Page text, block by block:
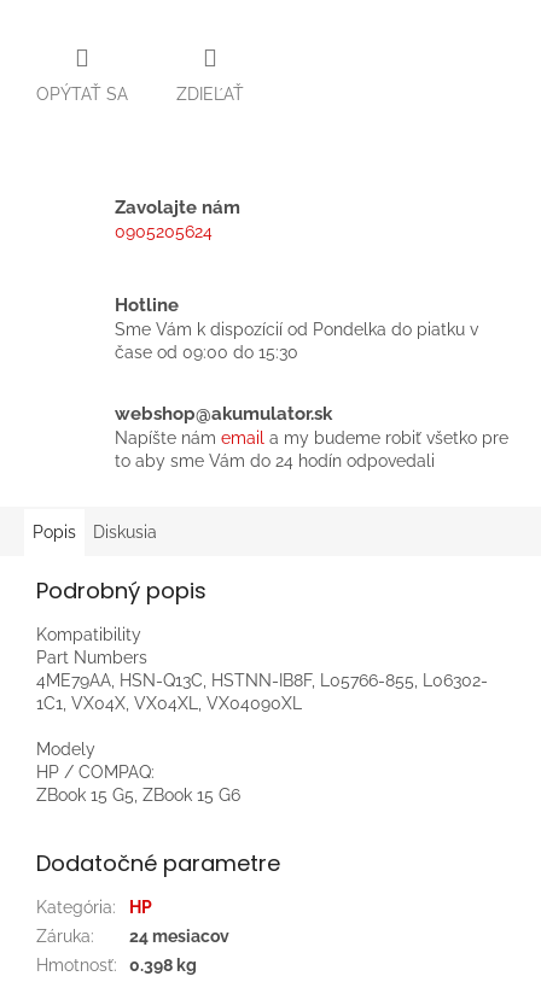
OPÝTAŤ SA ZDIEĽAŤ
Zavolajte nám
0905205624
Hotline
Sme Vám k dispozícií od Pondelka do piatku v
čase od 09:00 do 15:30
webshop@akumulator.sk
Napíšte nám email a my budeme robiť všetko pre
to aby sme Vám do 24 hodín odpovedali
Popis Diskusia
Podrobný popis
Kompatibility
Part Numbers
4ME79AA, HSN-Q13C, HSTNN-IB8F, L05766-855, L06302-
1C1, VX04X, VX04XL, VX04090XL
Modely
HP / COMPAQ:
ZBook 15 G5, ZBook 15 G6
Dodatočné parametre
Kategória:
HP
Záruka:
24 mesiacov
Hmotnosť:
0.398 kg